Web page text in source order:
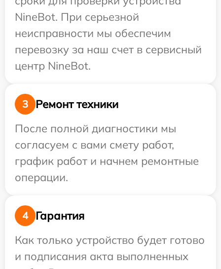
NineBot. При серьезной
неисправности мы обеспечим
перевозку за наш счет в сервисный
центр NineBot.
3
Ремонт техники
После полной диагностики мы
согласуем с вами смету работ,
график работ и начнем ремонтные
операции.
4
Гарантия
Как только устройство будет готово
и подписания акта выполненных